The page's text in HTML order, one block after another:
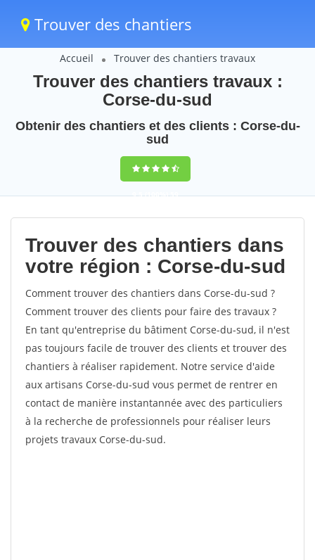
Trouver des chantiers
Accueil Trouver des chantiers travaux
Trouver des chantiers travaux :
Corse-du-sud
Obtenir des chantiers et des clients : Corse-du-
sud
9,5(100%)59
votes
Trouver des chantiers dans
votre région : Corse-du-sud
Comment trouver des chantiers dans Corse-du-sud ?
Comment trouver des clients pour faire des travaux ?
En tant qu'entreprise du bâtiment Corse-du-sud, il n'est
pas toujours facile de trouver des clients et trouver des
chantiers à réaliser rapidement. Notre service d'aide
aux artisans Corse-du-sud vous permet de rentrer en
contact de manière instantannée avec des particuliers
à la recherche de professionnels pour réaliser leurs
projets travaux Corse-du-sud.